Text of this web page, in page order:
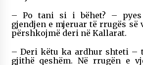
– Po tani si i bëhet? – pyes
gjendjen e mjeruar të rrugës së
përshkojmë deri në Kallarat.
– Deri këtu ka ardhur shteti –
gjithë qeshëm. Në rrugën e